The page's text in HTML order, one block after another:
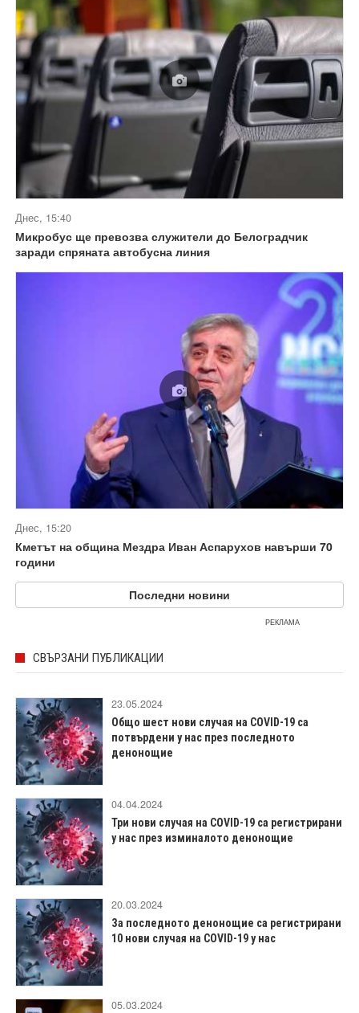
Днес, 15:40
Микробус ще превозва служители до Белоградчик
заради спряната автобусна линия
Днес, 15:20
Кметът на община Мездра Иван Аспарухов навърши 70
години
Последни новини
РЕКЛАМА
СВЪРЗАНИ ПУБЛИКАЦИИ
23.05.2024
Общо шест нови случая на COVID-19 са
потвърдени у нас през последното
денонощие
04.04.2024
Три нови случая на COVID-19 са регистрирани
у нас през изминалото денонощие
20.03.2024
За последното денонощие са регистрирани
10 нови случая на COVID-19 у нас
05.03.2024